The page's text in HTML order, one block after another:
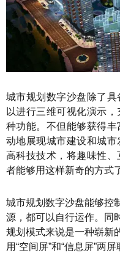
城市规划数字沙盘除了
以进行三维可视化演示
种功能。不但能够获得
动地展现城市建设和城
高科技技术，将趣味性
者能够用这样新奇的方式
城市规划数字沙盘能够控
源，都可以自行运作。同
规划模式来说是一种崭新
用“空间屏”和“信息屏”两